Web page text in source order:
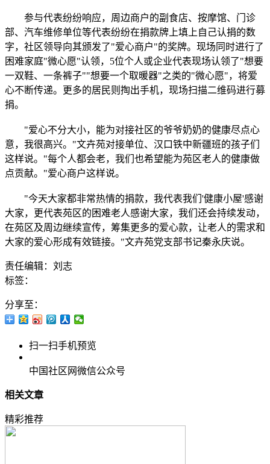
参与代表纷纷响应，周边商户的副食店、按摩馆、门诊
部、汽车维修单位等代表纷纷在捐款牌上填上自己认捐的数
字，社区领导向其颁发了"爱心商户"的奖牌。现场同时进行了
困难家庭"微心愿"认领，5位个人或企业代表现场认领了"想要
一双鞋、一条裤子""想要一个取暖器"之类的"微心愿"，将爱
心不断传递。更多的居民则掏出手机，现场扫描二维码进行募
捐。
"爱心不分大小，能为对接社区的爷爷奶奶的健康尽点心
意，我很高兴。"文卉苑对接单位、汉口铁中新疆班的孩子们
这样说。"每个人都会老，我们也希望能为苑区老人的健康做
点贡献。"爱心商户这样说。
"今天大家都非常热情的捐款，我代表我们'健康小屋'感谢
大家，更代表苑区的困难老人感谢大家，我们还会持续发动，
在苑区及周边继续宣传，筹集更多的爱心款，让老人的需求和
大家的爱心形成有效链接。"文卉苑党支部书记秦永庆说。
责任编辑：刘志
标签：
分享至：
扫一扫手机预览
中国社区网微信公众号
相关文章
精彩推荐